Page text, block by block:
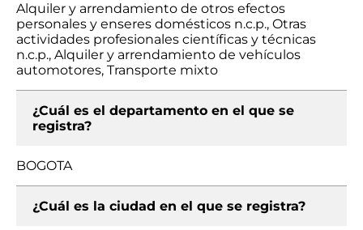
Alquiler y arrendamiento de otros efectos
personales y enseres domésticos n.c.p., Otras
actividades profesionales científicas y técnicas
n.c.p., Alquiler y arrendamiento de vehículos
automotores, Transporte mixto
¿Cuál es el departamento en el que se
registra?
BOGOTA
¿Cuál es la ciudad en el que se registra?